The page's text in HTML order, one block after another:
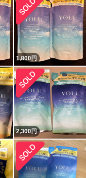
1,800円
2,300円